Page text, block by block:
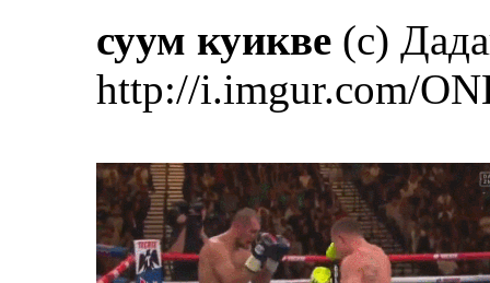
суум куикве (с)
http://i.imgur.com/